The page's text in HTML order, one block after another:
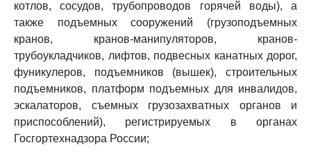
котлов, сосудов, трубопроводов горячей воды), а
также подъемных сооружений (грузоподъемных
кранов, кранов-манипуляторов, кранов-
трубоукладчиков, лифтов, подвесных канатных дорог,
фуникулеров, подъемников (вышек), строительных
подъемников, платформ подъемных для инвалидов,
эскалаторов, съемных грузозахватных органов и
приспособлений), регистрируемых в органах
Госгортехнадзора России;